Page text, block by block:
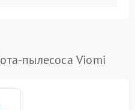
пылесоса Viomi